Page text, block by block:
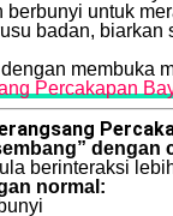
berbunyi untuk
badan,
membuka
dengan
berinteraksi
normal: